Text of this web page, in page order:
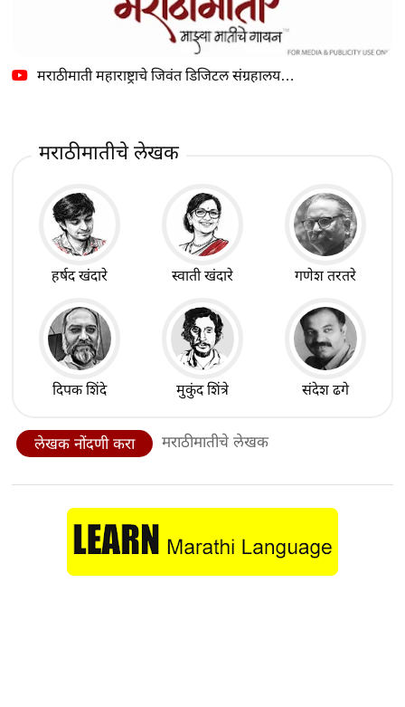
मराठीमाती महाराष्ट्राचे जिवंत डिजिटल संग्रहालय…
मराठीमातीचे लेखक
हर्षद खंदारे स्वाती खंदारे गणेश तरतरे
दिपक शिंदे मुकुंद शिंत्रे संदेश ढगे
लेखक नोंदणी करा मराठीमातीचे लेखक